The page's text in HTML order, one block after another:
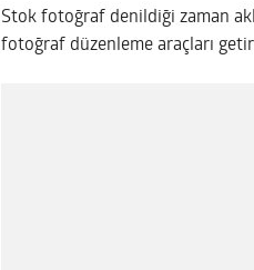
Stok fotoğraf denildiği zaman
fotoğraf düzenleme araçları